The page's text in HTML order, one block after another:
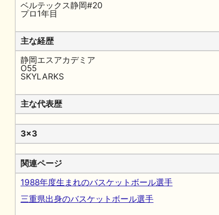
ベルテックス静岡#20
プロ1年目
主な経歴
静岡エスアカデミア
O55
SKYLARKS
主な代表歴
3x3
関連ページ
1988年度生まれのバスケットボール選手
三重県出身のバスケットボール選手